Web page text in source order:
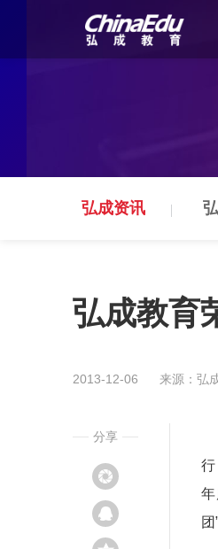
弘成资讯
弘成教育
2013-12-06 来源：弘
分享